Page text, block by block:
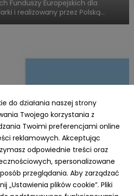
Funduszy Europejskich dla
i realizowany przez Polską
Twojej firmy – nawet 3,5
transformację z
do działania naszej strony
Twojego korzystania z
Twoimi preferencjami online
reklamowych. Akceptując
odpowiednie treści oraz
spersonalizowane
przeglądania. Aby zarządzać
„Ustawienia plików cookie”. Pliki